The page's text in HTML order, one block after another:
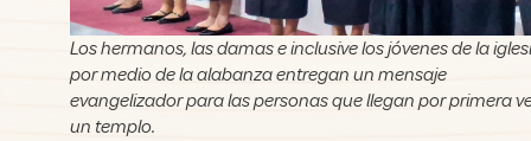
Los hermanos, las damas e inclusive los jóvenes de la
por medio de la alabanza entregan un mensaje
evangelizador para las personas que llegan por primera
un templo.